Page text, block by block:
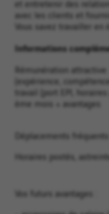
et entretenir des
avec les clients et
Vous savez travailler
Informations
Rémunération
(expérience,
travail (port EPI,
ème mois + avantages
Déplacements
Horaires postés,
Vos futurs avantages :